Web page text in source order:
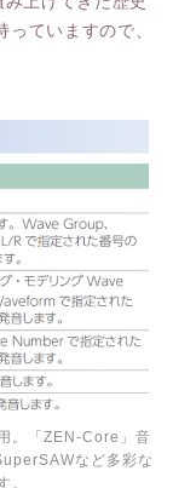
ていますので、
。「ZEN-Core」音
など多彩な
。